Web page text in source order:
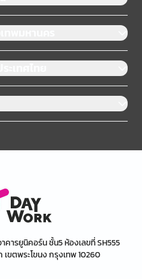
พมหานคร
เทศไทย
คารยูนิคอร์น ชั้น5 ห้องเลขที่ SH555
ขตพระโขนง กรุงเทพ 10260